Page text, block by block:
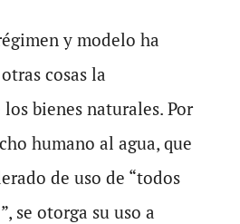
y modelo ha
cosas la
bienes naturales. Por
humano al agua, que
de uso de “todos
se otorga su uso a